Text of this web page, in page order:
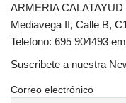
ARMERIA
Mediavega II, Calle B,
Telefono: 695 904493
Suscribete a nuestra
Correo electrónico